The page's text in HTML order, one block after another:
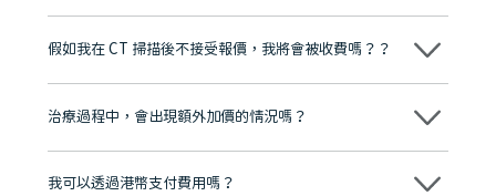
維港口腔踐行「醫道濟世」的大學校訓，各分院匯聚來自香港、內地的
牌」、「2025香港企業領袖品牌」，是諾貝爾種植系統全球放心植牙中
至今已服務超過三十個國家和地區的顧客，受到粵港澳大灣區及周邊城
市市民極高的口碑評價及信任推薦 珠海、深圳設有八大分院，香港亦設
有咨詢及服務保障中心，有任何問題都可以隨時預約免費咨詢，讓人十
假如我在 CT 掃描後不接受報價，我將會被收費嗎？？
不會！只要未開始實際服務之前，你不會被收取任何費用。
治療過程中，會出現額外加價的情況嗎？
不會，治療前我們會詳細說明治療方案及對應的價錢，顧客同意並簽字
我可以透過港幣支付費用嗎？